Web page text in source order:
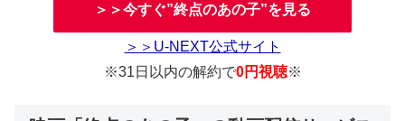
＞＞今すぐ”終点のあの子”を見る
＞＞U-NEXT公式サイト
※31日以内の解約で0円視聴※